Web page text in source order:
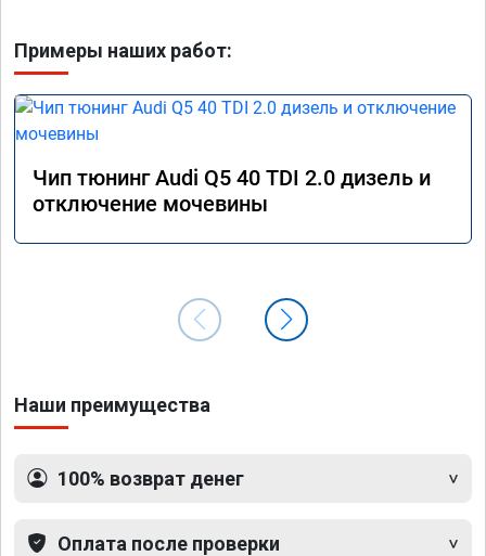
Примеры наших работ:
Чип тюнинг Audi Q5 40 TDI 2.0 дизель и
отключение мочевины
Наши преимущества
100% возврат денег
Оплата после проверки